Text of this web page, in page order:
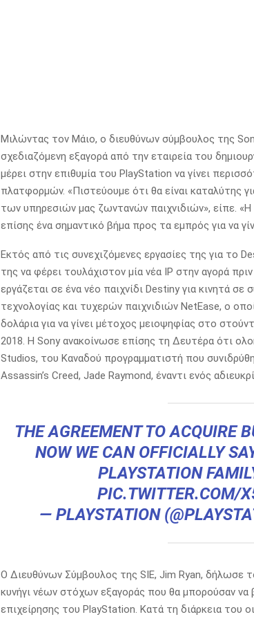
Μιλώντας τον Μάιο, ο διευθύνων σύμβουλος της
σχεδιαζόμενη εξαγορά από την εταιρεία του
μέρει στην επιθυμία του PlayStation να γίνει
πλατφορμών. «Πιστεύουμε ότι θα είναι καταλύτης
των υπηρεσιών μας ζωντανών παιχνιδιών», είπε.
επίσης ένα σημαντικό βήμα προς τα εμπρός για να
Εκτός από τις συνεχιζόμενες εργασίες της για το
της να φέρει τουλάχιστον μία νέα IP στην αγορά
εργάζεται σε ένα νέο παιχνίδι Destiny για κινητά σε
τεχνολογίας και τυχερών παιχνιδιών NetEase, ο
δολάρια για να γίνει μέτοχος μειοψηφίας στο
2018. Η Sony ανακοίνωσε επίσης τη Δευτέρα ότι
Studios, του Καναδού προγραμματιστή που
Assassin’s Creed, Jade Raymond, έναντι ενός
THE AGREEMENT TO ACQUIRE
NOW WE CAN OFFICIALLY
PLAYSTATION
PIC.TWITTER.COM/
— PLAYSTATION
Ο Διευθύνων Σύμβουλος της SIE, Jim Ryan, δήλωσε
κυνήγι νέων στόχων εξαγοράς που θα μπορούσαν να
επιχείρησης του PlayStation. Κατά τη διάρκεια του